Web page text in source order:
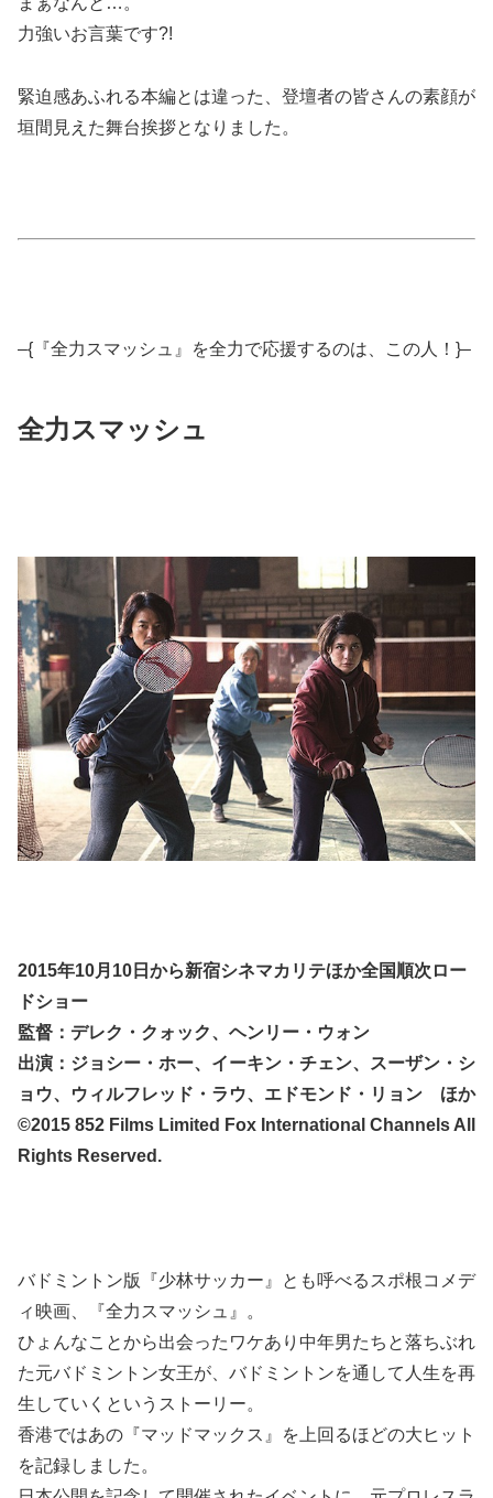
力強いお言葉です?!
緊迫感あふれる本編とは違った、登壇者の皆さんの素顔が
垣間見えた舞台挨拶となりました。
–{『全力スマッシュ』を全力で応援するのは、この人！}–
全力スマッシュ
2015年10月10日から新宿シネマカリテほか全国順次ロー
ドショー
監督：デレク・クォック、ヘンリー・ウォン
出演：ジョシー・ホー、イーキン・チェン、スーザン・シ
ョウ、ウィルフレッド・ラウ、エドモンド・リョン ほか
©2015 852 Films Limited Fox International Channels All
Rights Reserved.
バドミントン版『少林サッカー』とも呼べるスポ根コメデ
ィ映画、『全力スマッシュ』。
ひょんなことから出会ったワケあり中年男たちと落ちぶれ
た元バドミントン女王が、バドミントンを通して人生を再
生していくというストーリー。
香港ではあの『マッドマックス』を上回るほどの大ヒット
を記録しました。